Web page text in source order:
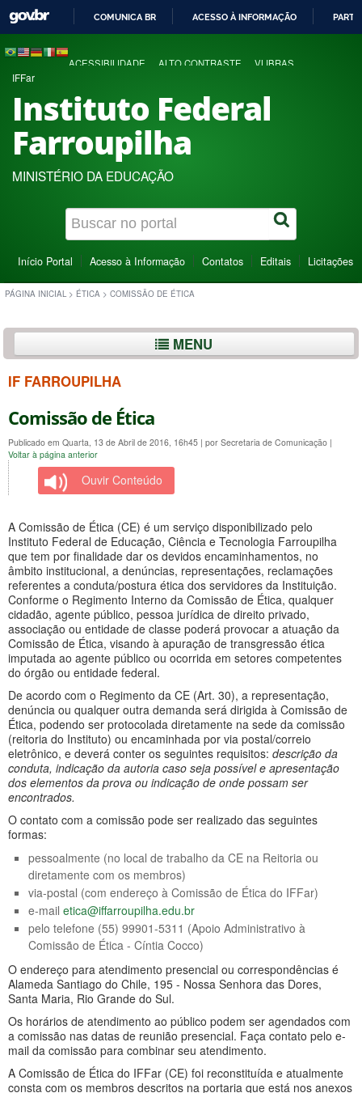
COMUNICA BR ACESSO À INFORMAÇÃO
ACESSIBILIDADE ALTO CONTRASTE VLIBRAS
IFFar
Instituto Federal
Farroupilha
MINISTÉRIO DA EDUCAÇÃO
Início Portal Acesso à Informação Contatos Editais Licitações
PÁGINA INICIAL > ÉTICA > COMISSÃO DE ÉTICA
MENU
IF FARROUPILHA
Comissão de Ética
Publicado em Quarta, 13 de Abril de 2016, 16h45 | por Secretaria de Comunicação |
Voltar à página anterior
Ouvir Conteúdo
A Comissão de Ética (CE) é um serviço disponibilizado pelo
Instituto Federal de Educação, Ciência e Tecnologia Farroupilha
que tem por finalidade dar os devidos encaminhamentos, no
âmbito institucional, a denúncias, representações, reclamações
referentes a conduta/postura ética dos servidores da Instituição.
Conforme o Regimento Interno da Comissão de Ética, qualquer
cidadão, agente público, pessoa jurídica de direito privado,
associação ou entidade de classe poderá provocar a atuação da
Comissão de Ética, visando à apuração de transgressão ética
imputada ao agente público ou ocorrida em setores competentes
do órgão ou entidade federal.
De acordo com o Regimento da CE (Art. 30), a representação,
denúncia ou qualquer outra demanda será dirigida à Comissão de
Ética, podendo ser protocolada diretamente na sede da comissão
(reitoria do Instituto) ou encaminhada por via postal/correio
eletrônico, e deverá conter os seguintes requisitos: descrição da
conduta, indicação da autoria caso seja possível e apresentação
dos elementos da prova ou indicação de onde possam ser
encontrados.
O contato com a comissão pode ser realizado das seguintes
formas:
pessoalmente (no local de trabalho da CE na Reitoria ou
diretamente com os membros)
via-postal (com endereço à Comissão de Ética do IFFar)
e-mail etica@iffarroupilha.edu.br
pelo telefone (55) 99901-5311 (Apoio Administrativo à
Comissão de Ética - Cíntia Cocco)
O endereço para atendimento presencial ou correspondências é
Alameda Santiago do Chile, 195 - Nossa Senhora das Dores,
Santa Maria, Rio Grande do Sul.
Os horários de atendimento ao público podem ser agendados com
a comissão nas datas de reunião presencial. Faça contato pelo e-
mail da comissão para combinar seu atendimento.
A Comissão de Ética do IFFar (CE) foi reconstituída e atualmente
consta com os membros descritos na portaria que está nos anexos